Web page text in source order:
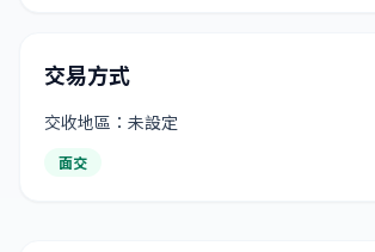
交易方式
交收地區：未設定
面交